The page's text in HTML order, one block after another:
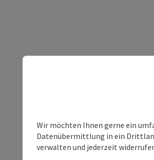
Wir möchten Ihnen gerne ein
Datenübermittlung in ein
verwalten und jederzeit